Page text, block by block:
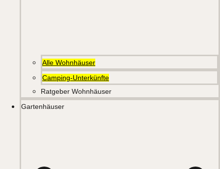
Alle Wohnhäuser
Camping-Unterkünfte
Ratgeber Wohnhäuser
Gartenhäuser